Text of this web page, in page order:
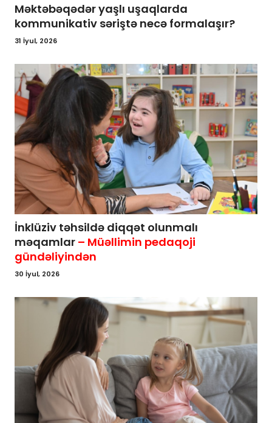
Məktəbəqədər yaşlı uşaqlarda
kommunikativ səriştə necə formalaşır?
31 İyul, 2026
İnklüziv təhsildə diqqət olunmalı
məqamlar – Müəllimin pedaqoji
gündəliyindən
30 İyul, 2026